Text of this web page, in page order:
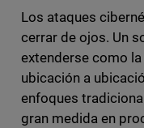
Los ataques
cerrar de ojos. Un
extenderse como
ubicación a
enfoques
gran medida en